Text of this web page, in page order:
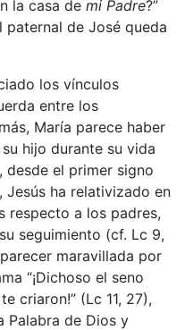
la casa de mi Padre?”
paternal de José queda
los vínculos
entre los
María parece haber
hijo durante su vida
desde el primer signo
Jesús ha relativizado en
respecto a los padres,
seguimiento (cf. Lc 9,
maravillada por
“¡Dichoso el seno
criaron!” (Lc 11, 27),
Palabra de Dios y